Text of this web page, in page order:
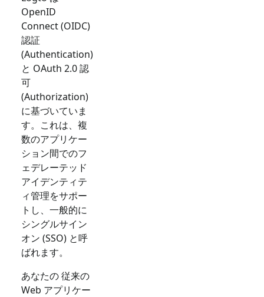
OpenID
Connect (OIDC)
認証
(Authentication)
と OAuth 2.0 認
可
(Authorization)
に基づいていま
す。これは、複
数のアプリケー
ション間でのフ
ェデレーテッド
アイデンティテ
ィ管理をサポー
トし、一般的に
シングルサイン
オン (SSO) と呼
ばれます。
あなたの従来の
Web アプリケー